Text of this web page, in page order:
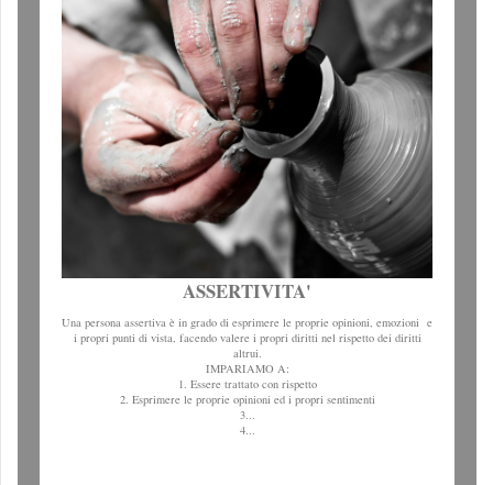
ASSERTIVITA'
Una persona assertiva è in grado di esprimere le proprie opinioni, emozioni e
i propri punti di vista, facendo valere i propri diritti nel rispetto dei diritti
altrui.
IMPARIAMO A:
1. Essere trattato con rispetto
2. Esprimere le proprie opinioni ed i propri sentimenti
3...
4...